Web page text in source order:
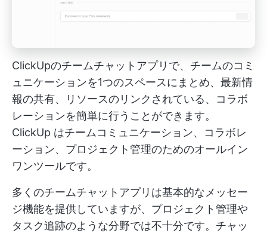
ClickUpのチームチャットアプリで、チームのコミ
ュニケーションを1つのスペースにまとめ、最新情
報の共有、リソースのリンクされている、コラボ
レーションを簡単に行うことができます。
ClickUp はチームコミュニケーション、コラボレ
ーション、プロジェクト管理のためのオールイン
ワンツールです。
多くのチームチャットアプリは基本的なメッセー
ジ機能を提供していますが、プロジェクト管理や
タスク追跡のような分野では不十分です。チャッ